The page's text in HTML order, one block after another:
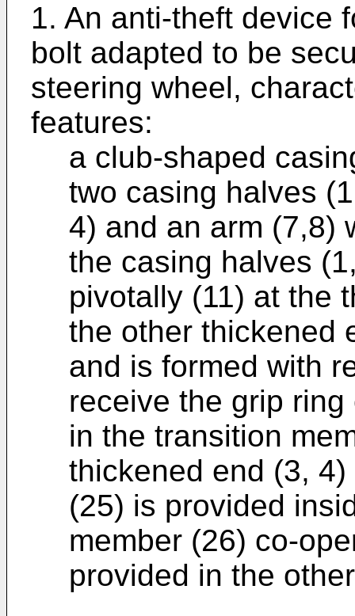
1. An anti-theft device
bolt adapted to be
steering wheel,
features:
a club-shaped
two casing halves
4) and an arm (7,8)
the casing halves
pivotally (11) at the
the other thickened
and is formed with
receive the grip
in the transition
thickened end (3,
(25) is provided
member (26) co-
provided in the